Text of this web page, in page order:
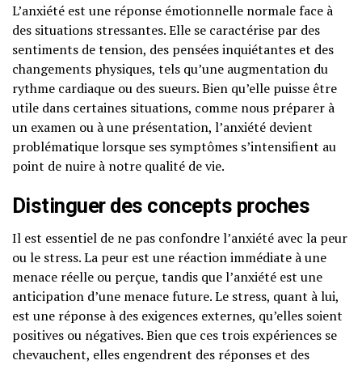
L’anxiété est une réponse émotionnelle normale face à
des situations stressantes. Elle se caractérise par des
sentiments de tension, des pensées inquiétantes et des
changements physiques, tels qu’une augmentation du
rythme cardiaque ou des sueurs. Bien qu’elle puisse être
utile dans certaines situations, comme nous préparer à
un examen ou à une présentation, l’anxiété devient
problématique lorsque ses symptômes s’intensifient au
point de nuire à notre qualité de vie.
Distinguer des concepts proches
Il est essentiel de ne pas confondre l’anxiété avec la peur
ou le stress. La peur est une réaction immédiate à une
menace réelle ou perçue, tandis que l’anxiété est une
anticipation d’une menace future. Le stress, quant à lui,
est une réponse à des exigences externes, qu’elles soient
positives ou négatives. Bien que ces trois expériences se
chevauchent, elles engendrent des réponses et des